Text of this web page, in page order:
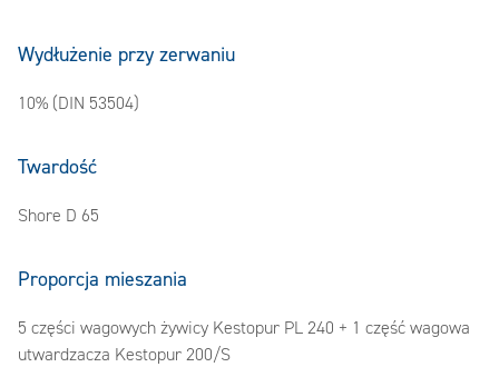
Wydłużenie przy zerwaniu
10% (DIN 53504)
Twardość
Shore D 65
Proporcja mieszania
5 części wagowych żywicy Kestopur PL 240 + 1 część wagowa
utwardzacza Kestopur 200/S